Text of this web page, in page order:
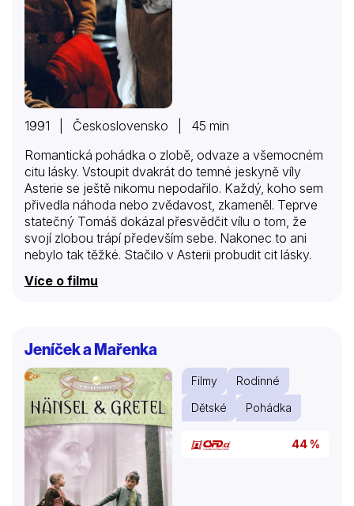
1991 | Československo | 45 min
Romantická pohádka o zlobě, odvaze a všemocném
citu lásky. Vstoupit dvakrát do temné jeskyně víly
Asterie se ještě nikomu nepodařilo. Každý, koho sem
přivedla náhoda nebo zvědavost, zkameněl. Teprve
statečný Tomáš dokázal přesvědčit vílu o tom, že
svojí zlobou trápí především sebe. Nakonec to ani
nebylo tak těžké. Stačilo v Asterii probudit cit lásky.
Více o filmu
Jeníček a Mařenka
Filmy
Rodinné
Dětské
Pohádka
44 %